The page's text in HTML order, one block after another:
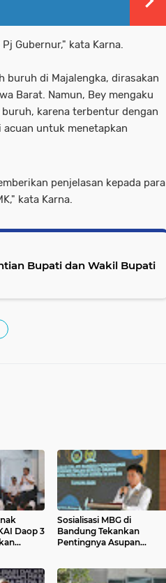
Gubernur," kata Karna.
buruh di Majalengka, dirasakan
Barat. Namun, Bey mengaku
karena terbentur dengan
acuan untuk menetapkan
penjelasan kepada para
kata Karna.
Bupati dan Wakil Bupati
Daop 3
Sosialisasi MBG di
Bandung Tekankan
Pentingnya Asupan